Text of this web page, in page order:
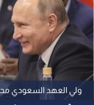
ولي العهد السعودي